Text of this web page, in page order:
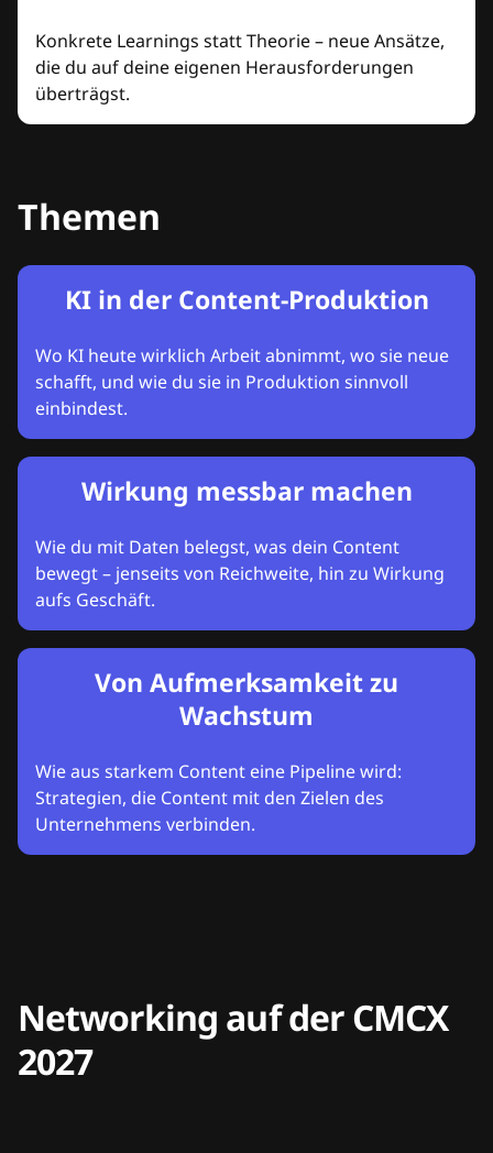
Konkrete Learnings statt Theorie – neue Ansätze,
die du auf deine eigenen Herausforderungen
überträgst.
Themen
KI in der Content-Produktion
Wo KI heute wirklich Arbeit abnimmt, wo sie neue
schafft, und wie du sie in Produktion sinnvoll
einbindest.
Wirkung messbar machen
Wie du mit Daten belegst, was dein Content
bewegt – jenseits von Reichweite, hin zu Wirkung
aufs Geschäft.
Von Aufmerksamkeit zu
Wachstum
Wie aus starkem Content eine Pipeline wird:
Strategien, die Content mit den Zielen des
Unternehmens verbinden.
Networking auf der CMCX
2027